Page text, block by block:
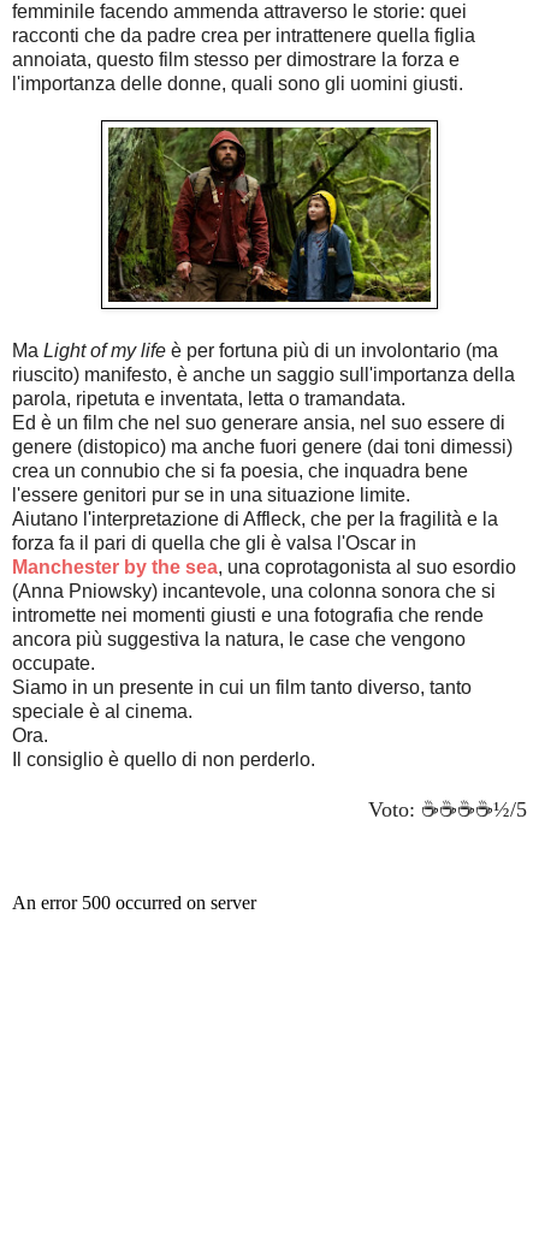
femminile facendo ammenda attraverso le storie: quei
racconti che da padre crea per intrattenere quella figlia
annoiata, questo film stesso per dimostrare la forza e
l'importanza delle donne, quali sono gli uomini giusti.
Ma Light of my life è per fortuna più di un involontario (ma
riuscito) manifesto, è anche un saggio sull'importanza della
parola, ripetuta e inventata, letta o tramandata.
Ed è un film che nel suo generare ansia, nel suo essere di
genere (distopico) ma anche fuori genere (dai toni dimessi)
crea un connubio che si fa poesia, che inquadra bene
l'essere genitori pur se in una situazione limite.
Aiutano l'interpretazione di Affleck, che per la fragilità e la
forza fa il pari di quella che gli è valsa l'Oscar in
Manchester by the sea, una coprotagonista al suo esordio
(Anna Pniowsky) incantevole, una colonna sonora che si
intromette nei momenti giusti e una fotografia che rende
ancora più suggestiva la natura, le case che vengono
occupate.
Siamo in un presente in cui un film tanto diverso, tanto
speciale è al cinema.
Ora.
Il consiglio è quello di non perderlo.
Voto: ☕☕☕☕½/5